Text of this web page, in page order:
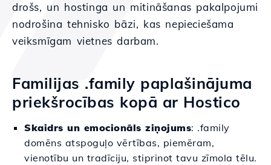
drošs, un hostinga un mitināšanas pakalpojumi
nodrošina tehnisko bāzi, kas nepieciešama
veiksmīgam vietnes darbam.
Familijas .family paplašinājuma
priekšrocības kopā ar Hostico
Skaidrs un emocionāls ziņojums: .family
domēns atspoguļo vērtības, piemēram,
vienotību un tradīciju, stiprinot tavu zīmola tēlu.